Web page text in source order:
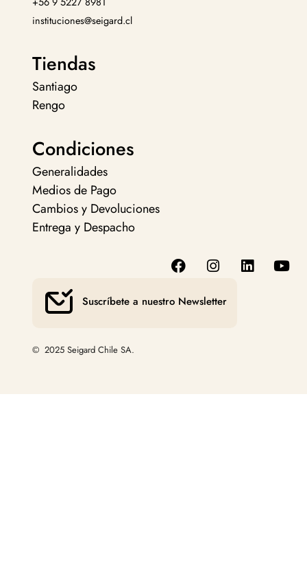
instituciones@seigard.cl
Tiendas
Santiago
Rengo
Condiciones
Generalidades
Medios de Pago
Cambios y Devoluciones
Entrega y Despacho
Suscríbete a nuestro Newsletter
© 2025 Seigard Chile SA.